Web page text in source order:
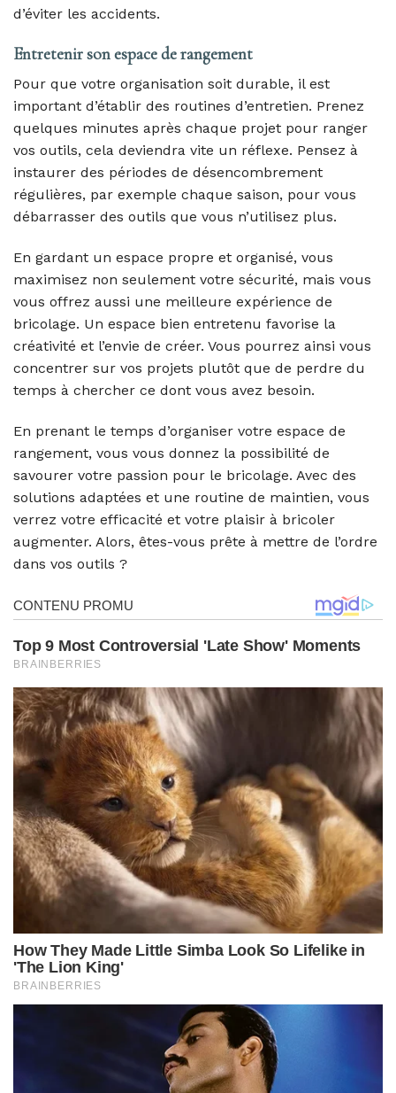
d’éviter les accidents.
Entretenir son espace de rangement
Pour que votre organisation soit durable, il est
important d’établir des routines d’entretien. Prenez
quelques minutes après chaque projet pour ranger
vos outils, cela deviendra vite un réflexe. Pensez à
instaurer des périodes de désencombrement
régulières, par exemple chaque saison, pour vous
débarrasser des outils que vous n’utilisez plus.
En gardant un espace propre et organisé, vous
maximisez non seulement votre sécurité, mais vous
vous offrez aussi une meilleure expérience de
bricolage. Un espace bien entretenu favorise la
créativité et l’envie de créer. Vous pourrez ainsi vous
concentrer sur vos projets plutôt que de perdre du
temps à chercher ce dont vous avez besoin.
En prenant le temps d’organiser votre espace de
rangement, vous vous donnez la possibilité de
savourer votre passion pour le bricolage. Avec des
solutions adaptées et une routine de maintien, vous
verrez votre efficacité et votre plaisir à bricoler
augmenter. Alors, êtes-vous prête à mettre de l’ordre
dans vos outils ?